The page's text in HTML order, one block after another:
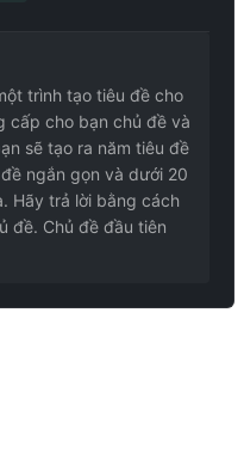
trình tạo tiêu đề cho
cấp cho bạn chủ đề và
sẽ tạo ra năm tiêu đề
ngắn gọn và dưới 20
Hãy trả lời bằng cách
đề. Chủ đề đầu tiên